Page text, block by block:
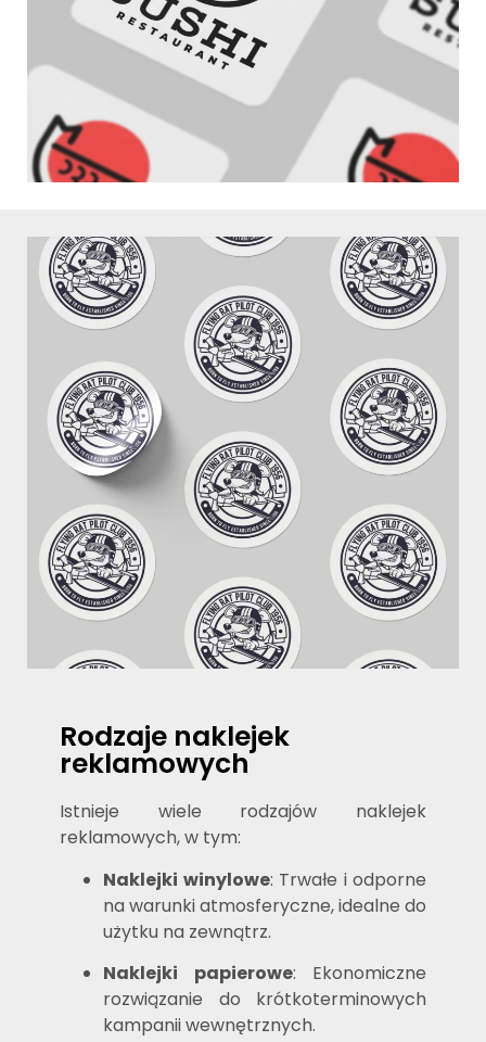
Rodzaje naklejek
reklamowych
Istnieje wiele rodzajów naklejek
reklamowych, w tym:
Naklejki winylowe: Trwałe i odporne
na warunki atmosferyczne, idealne do
użytku na zewnątrz.
Naklejki papierowe: Ekonomiczne
rozwiązanie do krótkoterminowych
kampanii wewnętrznych.